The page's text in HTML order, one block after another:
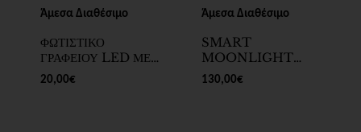
Άμεσα Διαθέσιμο
ΦΩΤΙΣΤΙΚΟ
ΓΡΑΦΕΙΟΥ LED ΜΕ
ΚΛΙΠ ΛΕΥΚΟ - SKU
200099-18
20,00€
Άμεσα Διαθέσιμο
SMART
MOONLIGHT
HALF MOON
LAMP BLACK
130,00€